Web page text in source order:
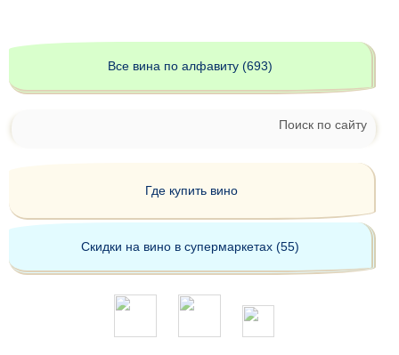
Все вина по алфавиту (693)
Поиск по сайту
Где купить вино
Скидки на вино в супермаркетах (55)